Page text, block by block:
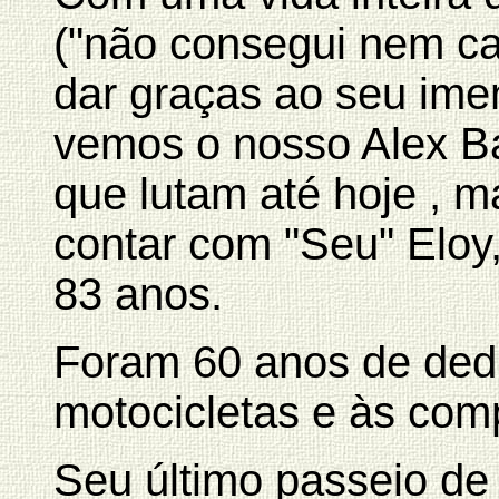
("não consegui nem
dar graças ao seu
vemos o nosso Alex
que lutam até hoje ,
contar com "Seu"
83 anos.
Foram 60 anos de
motocicletas e às
Seu último passeio